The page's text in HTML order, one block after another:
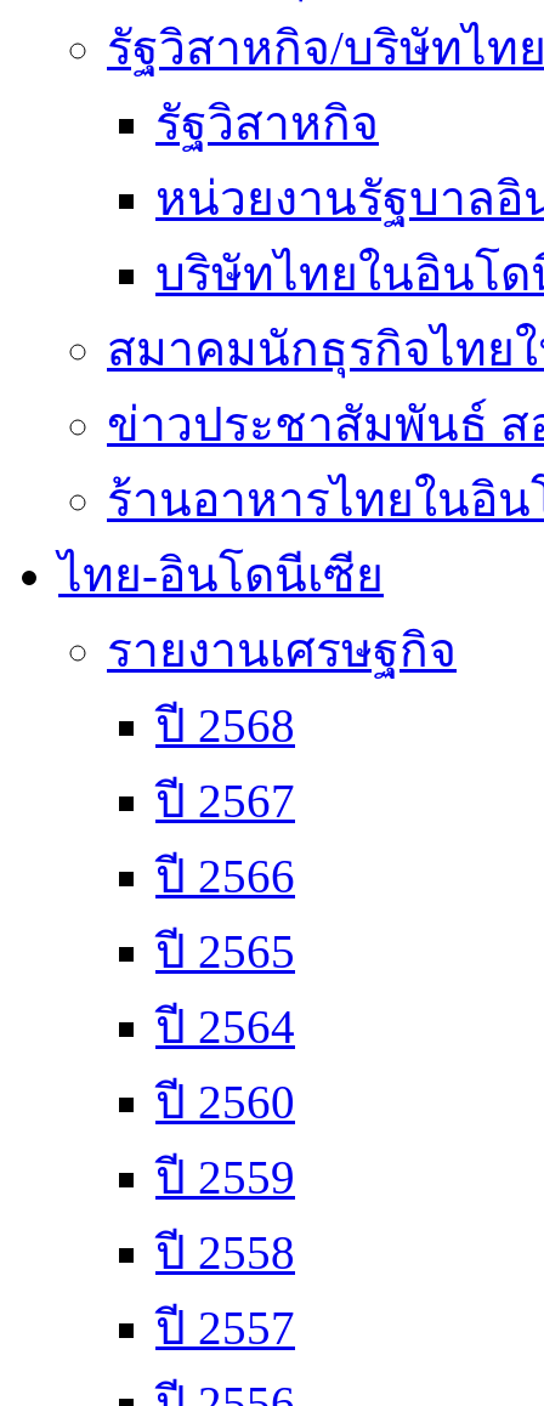
รัฐวิสาหกิจ/บริษัทไท
รัฐวิสาหกิจ
หน่วยงานรัฐบาลอิ
บริษัทไทยในอินโด
สมาคมนักธุรกิจไทย
ข่าวประชาสัมพันธ์ ส
ร้านอาหารไทยในอิน
ไทย-อินโดนีเซีย
รายงานเศรษฐกิจ
ปี 2568
ปี 2567
ปี 2566
ปี 2565
ปี 2564
ปี 2560
ปี 2559
ปี 2558
ปี 2557